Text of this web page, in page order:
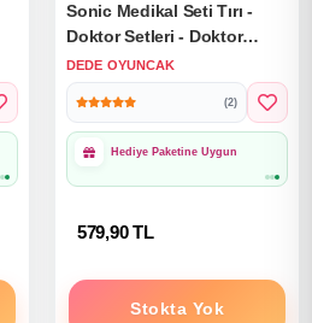
Sonic Medikal Seti Tırı -
Doktor Setleri - Doktor
Oyuncak Seti - Hemşire
Oyunu
DEDE OYUNCAK
(2)
Hediye Paketine Uygun
579,90 TL
Stokta Yok